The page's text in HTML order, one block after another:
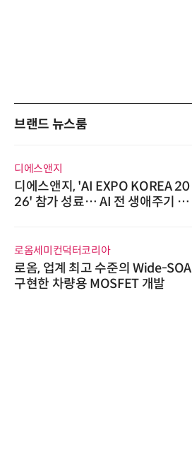
브랜드 뉴스룸
디에스앤지
디에스앤지, 'AI EXPO KOREA 20
26' 참가 성료… AI 전 생애주기 아
로옴세미컨덕터코리아
로옴, 업계 최고 수준의 Wide-SOA
구현한 차량용 MOSFET 개발